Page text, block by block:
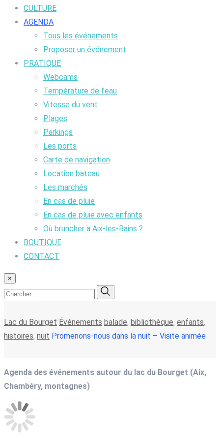
CULTURE
AGENDA
Tous les événements
Proposer un événement
PRATIQUE
Webcams
Température de l’eau
Vitesse du vent
Plages
Parkings
Les ports
Carte de navigation
Location bateau
Les marchés
En cas de pluie
En cas de pluie avec enfants
Où bruncher à Aix-les-Bains ?
BOUTIQUE
CONTACT
×
Lac du Bourget Événements balade, bibliothèque, enfants,
histoires, nuit Promenons-nous dans la nuit – Visite animée
Agenda des événements autour du lac du Bourget (Aix,
Chambéry, montagnes)